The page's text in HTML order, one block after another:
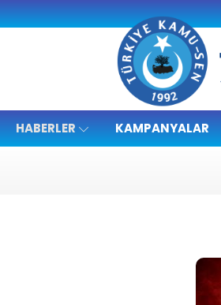
HABERLER KAMPANYALAR